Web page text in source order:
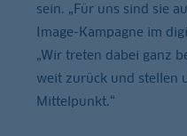
sein. „Für uns sind sie
Image-Kampagne im
„Wir treten dabei ganz
weit zurück und stellen
Mittelpunkt.“